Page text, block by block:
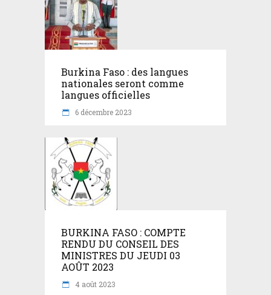
Burkina Faso : des langues
nationales seront comme
langues officielles
6 décembre 2023
BURKINA FASO : COMPTE
RENDU DU CONSEIL DES
MINISTRES DU JEUDI 03
AOÛT 2023
4 août 2023